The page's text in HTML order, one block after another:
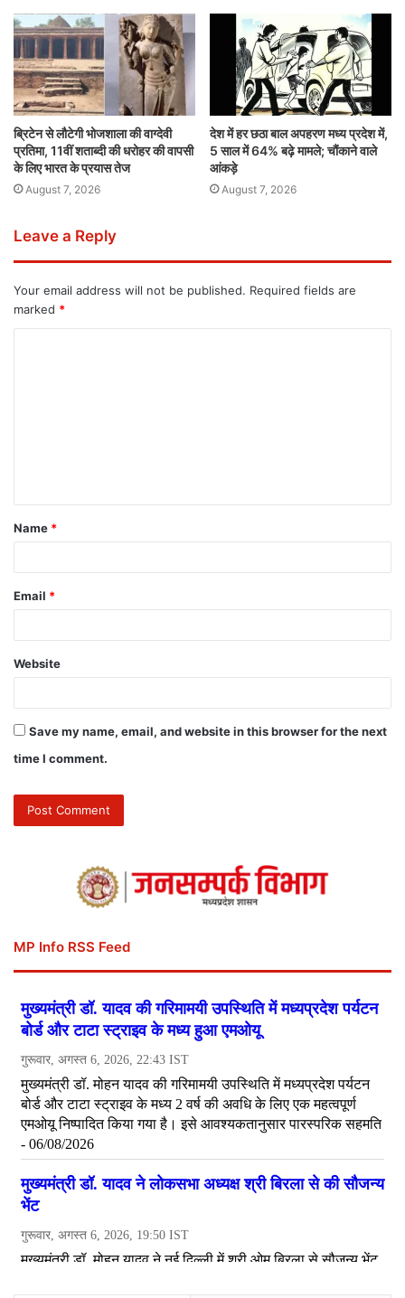
ब्रिटेन से लौटेगी भोजशाला की वाग्देवी
प्रतिमा, 11वीं शताब्दी की धरोहर की वापसी
के लिए भारत के प्रयास तेज
August 7, 2026
देश में हर छठा बाल अपहरण मध्य प्रदेश में,
5 साल में 64% बढ़े मामले; चौंकाने वाले
आंकड़े
August 7, 2026
Leave a Reply
Your email address will not be published. Required fields are
marked *
Name *
Email *
Website
Save my name, email, and website in this browser for the next
time I comment.
MP Info RSS Feed